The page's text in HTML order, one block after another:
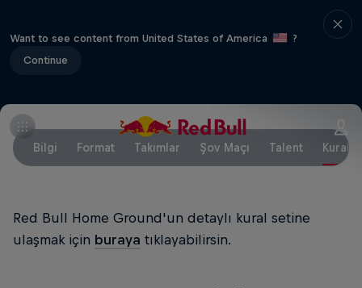
Want to see content from United States of America
?
Continue
Bilgi Format Takımlar Şov Maçı Talent
Red Bull Home Ground'un detaylı kural setine
ulaşmak için buraya tıklayabilirsin.